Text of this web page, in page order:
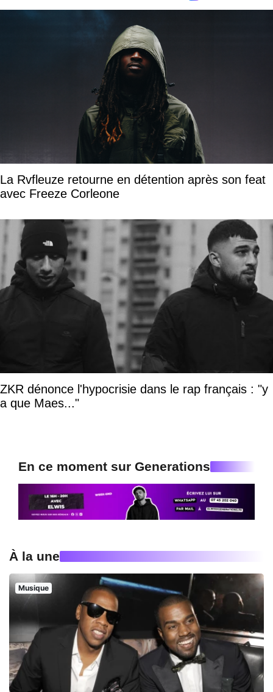
La Rvfleuze retourne en détention après son feat
avec Freeze Corleone
ZKR dénonce l'hypocrisie dans le rap français : "y
a que Maes..."
En ce moment sur Generations
À la une
Musique